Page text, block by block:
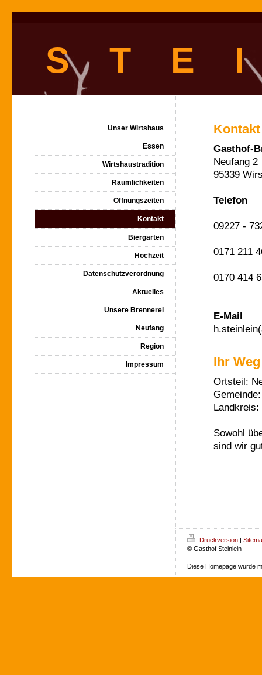
S T E I
Kontakt
Gasthof-
Neufang 2
95339
Telefon
09227 -
0171 211
0170 414
E-Mail
Ihr
Ortsteil:
Sowohl
sind wir
Unser Wirtshaus
Essen
Wirtshaustradition
Räumlichkeiten
Öffnungszeiten
Kontakt
Biergarten
Hochzeit
Datenschutzverordnung
Aktuelles
Unsere Brennerei
Neufang
Region
Impressum
Druckversion |
© Gasthof Steinlein
Diese Homepage wurde